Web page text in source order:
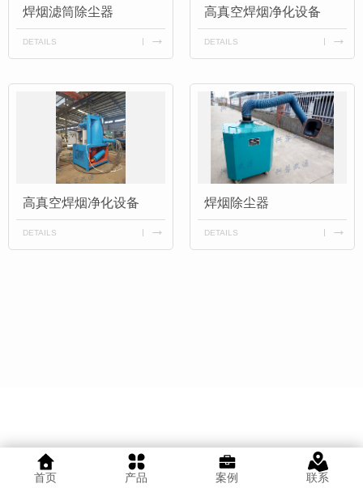
焊烟滤筒除尘器
DETAILS
高真空焊烟净化设备
DETAILS
高真空焊烟净化设备
DETAILS
焊烟除尘器
DETAILS
首页 产品 案例 联系